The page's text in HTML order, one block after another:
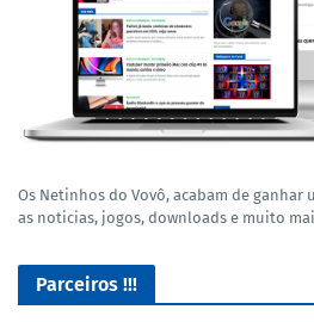
Os Netinhos do Vovô, acabam de ganhar
as noticias, jogos, downloads e muito
Parceiros !!!
GROFR - Grupamento de Radio Os Feras da